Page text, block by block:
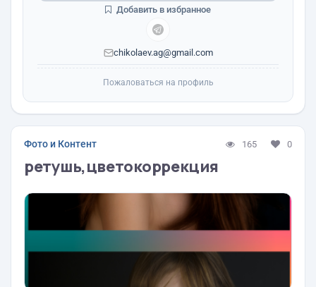
chikolaev.ag@gmail.com
Добавить в избранное
Пожаловаться на профиль
Фото и Контент 165 0
ретушь,цветокоррекция